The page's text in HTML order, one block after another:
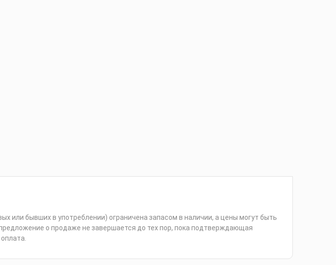
или бывших в употреблении) ограничена запасом в наличии, а цены могут быть
о продаже не завершается до тех пор, пока подтверждающая